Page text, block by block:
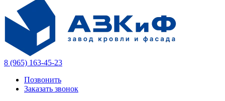
8 (965) 163-45-23
Позвонить
Заказать звонок